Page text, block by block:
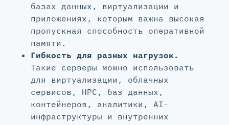
базах данных, виртуализации и
приложениях, которым важна высокая
пропускная способность оперативной
памяти.
Гибкость для разных нагрузок.
Такие серверы можно использовать
для виртуализации, облачных
сервисов, HPC, баз данных,
контейнеров, аналитики, AI-
инфраструктуры и внутренних